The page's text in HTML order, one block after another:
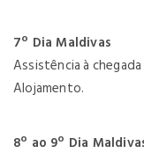
7º Dia Maldivas
Assistência à
Alojamento.
8º ao 9º Dia